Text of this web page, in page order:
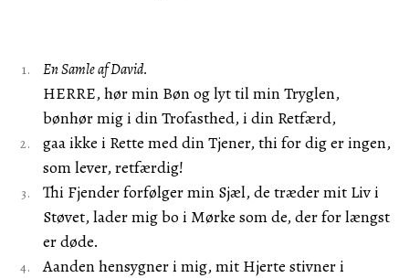
En Samle af David.
HERRE, hør min Bøn og lyt til min Tryglen,
bønhør mig i din Trofasthed, i din Retfærd,
gaa ikke i Rette med din Tjener, thi for dig er ingen,
som lever, retfærdig!
Thi Fjender forfølger min Sjæl, de træder mit Liv i
Støvet, lader mig bo i Mørke som de, der for længst
er døde.
Aanden hensygner i mig, mit Hjerte stivner i